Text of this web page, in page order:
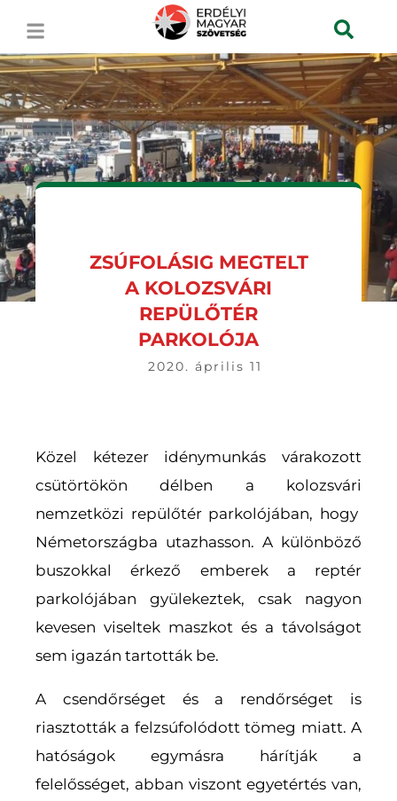
ZSÚFOLÁSIG MEGTELT
A KOLOZSVÁRI
REPÜLŐTÉR
PARKOLÓJA
2020. április 11
Közel kétezer idénymunkás várakozott
csütörtökön délben a kolozsvári
nemzetközi repülőtér parkolójában, hogy
Németországba utazhasson. A különböző
buszokkal érkező emberek a reptér
parkolójában gyülekeztek, csak nagyon
kevesen viseltek maszkot és a távolságot
sem igazán tartották be.
A csendőrséget és a rendőrséget is
riasztották a felzsúfolódott tömeg miatt. A
hatóságok egymásra hárítják a
felelősséget, abban viszont egyetértés van,